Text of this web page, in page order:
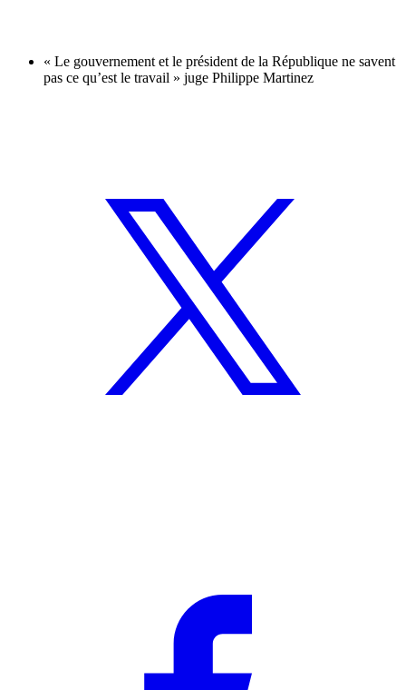
« Le gouvernement et le président de la République ne savent
pas ce qu’est le travail » juge Philippe Martinez